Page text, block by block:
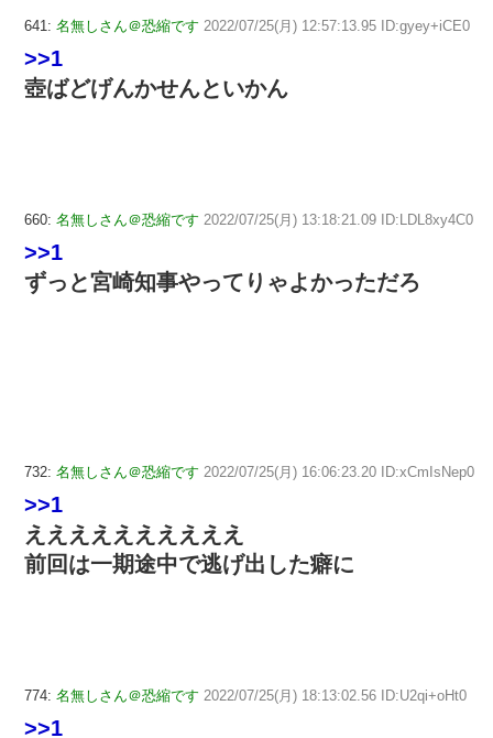
641: 名無しさん＠恐縮です 2022/07/25(月) 12:57:13.95 ID:gyey+iCE0
>>1
壺ばどげんかせんといかん
660: 名無しさん＠恐縮です 2022/07/25(月) 13:18:21.09 ID:LDL8xy4C0
>>1
ずっと宮崎知事やってりゃよかっただろ
732: 名無しさん＠恐縮です 2022/07/25(月) 16:06:23.20 ID:xCmIsNep0
>>1
ええええええええええ
前回は一期途中で逃げ出した癖に
774: 名無しさん＠恐縮です 2022/07/25(月) 18:13:02.56 ID:U2qi+oHt0
>>1